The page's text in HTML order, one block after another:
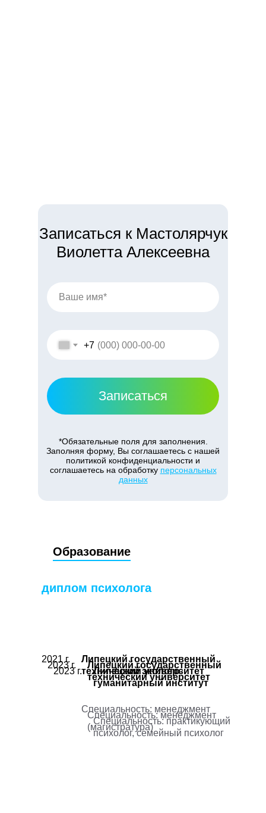
+7
Записаться
*Обязательные поля для заполнения.
Заполняя форму, Вы соглашаетесь с нашей
политикой конфиденциальности и
соглашаетесь на обработку персональных
данных
Записаться к Мастолярчук
Виолетта Алексеевна
Образование
Липецкий государственный
технический университет
Липецкий государственный
технический университет
Липецкий эколого-
гуманитарный институт
Специальность: менеджмент
2021 г.
Специальность: менеджмент
(магистратура)
Специальность: практикующий
психолог, семейный психолог
2023 г.
2023 г.
диплом психолога